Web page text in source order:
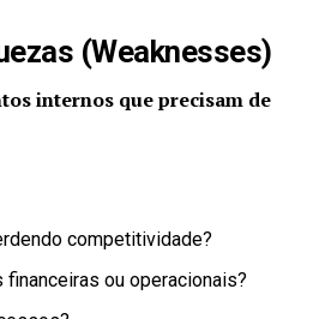
(Weaknesses)
internos que precisam de
competitividade?
ou operacionais?